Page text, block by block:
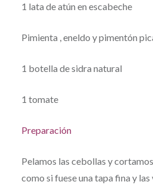
1 lata de atún en escabeche
Pimienta , eneldo y pimentón
1 botella de sidra natural
1 tomate
Preparación
Pelamos las cebollas y
como si fuese una tapa fina y